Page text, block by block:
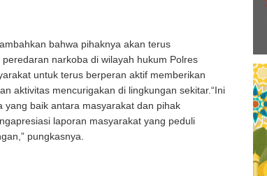
bahwa pihaknya akan terus
narkoba di wilayah hukum Polres
untuk terus berperan aktif memberikan
aktivitas mencurigakan di lingkungan sekitar.“Ini
yang baik antara masyarakat dan pihak
laporan masyarakat yang peduli
pungkasnya.